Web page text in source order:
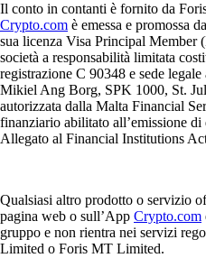
Il conto in contanti è fornito da
Crypto.com è emessa e promossa
sua licenza Visa Principal
società a responsabilità limitata
registrazione C 90348 e sede
Mikiel Ang Borg, SPK 1000, St.
autorizzata dalla Malta Financial
finanziario abilitato all’emissione
Allegato al Financial Institutions
Qualsiasi altro prodotto o servizio
pagina web o sull’App Crypto.com
gruppo e non rientra nei servizi
Limited o Foris MT Limited.